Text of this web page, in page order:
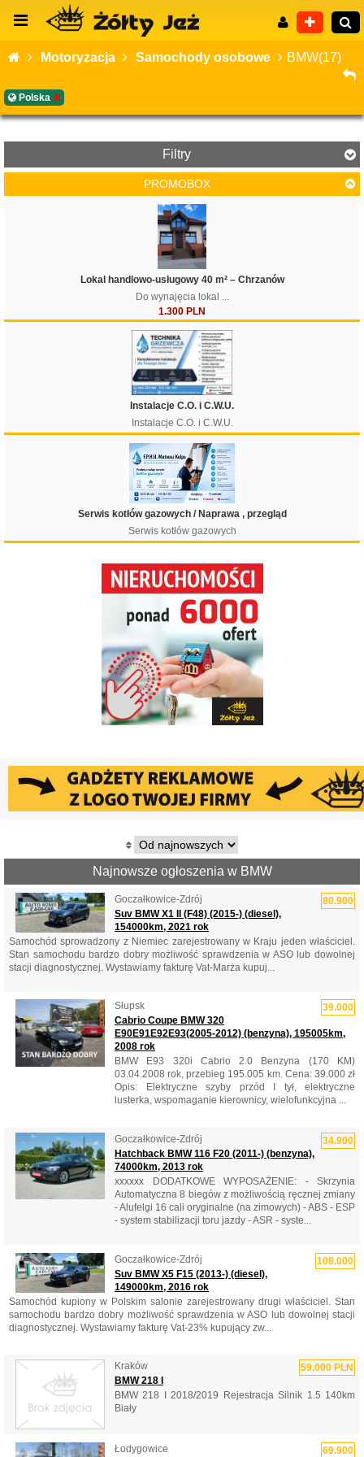
Motoryzacja Samochody osobowe BMW(17)
Polska
Filtry
Filtruj
PROMOBOX
Lokal handlowo-usługowy 40 m² – Chrzanów
Do wynajęcia lokal ...
1.300 PLN
Instalacje C.O. i C.W.U.
Instalacje C.O. i C.W.U.
Serwis kotłów gazowych / Naprawa , przegląd
Serwis kotłów gazowych
Najnowsze ogłoszenia w BMW
80.900
Goczałkowice-Zdrój
Suv BMW X1 II (F48) (2015-) (diesel),
154000km, 2021 rok
Samochód sprowadzony z Niemiec zarejestrowany w Kraju jeden właściciel.
Stan samochodu bardzo dobry możliwość sprawdzenia w ASO lub dowolnej
stacji diagnostycznej. Wystawiamy fakturę Vat-Marża kupuj...
39.000
Słupsk
Cabrio Coupe BMW 320
E90E91E92E93(2005-2012) (benzyna), 195005km,
2008 rok
BMW E93 320i Cabrio 2.0 Benzyna (170 KM)
03.04.2008 rok, przebieg 195.005 km. Cena: 39.000 zł
Opis: Elektryczne szyby przód I tył, elektryczne
lusterka, wspomaganie kierownicy, wielofunkcyjna ...
34.900
Goczałkowice-Zdrój
Hatchback BMW 116 F20 (2011-) (benzyna),
74000km, 2013 rok
xxxxxx DODATKOWE WYPOSAŻENIE: - Skrzynia
Automatyczna 8 biegów z możliwością ręcznej zmiany
- Alufelgi 16 cali oryginalne (na zimowych) - ABS - ESP
- system stabilizacji toru jazdy - ASR - syste...
108.000
Goczałkowice-Zdrój
Suv BMW X5 F15 (2013-) (diesel),
149000km, 2016 rok
Samochód kupiony w Polskim salonie zarejestrowany drugi właściciel. Stan
samochodu bardzo dobry możliwość sprawdzenia w ASO lub dowolnej stacji
diagnostycznej. Wystawiamy fakturę Vat-23% kupujący zw...
59.000 PLN
Kraków
BMW 218 I
BMW 218 I 2018/2019 Rejestracja Silnik 1.5 140km
Biały
69.900
Łodygowice